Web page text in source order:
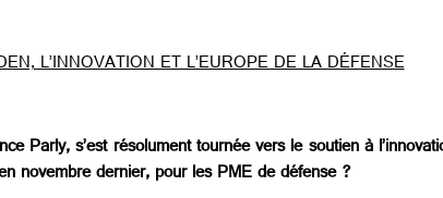
L’INNOVATION ET L’EUROPE DE LA DÉFENSE
Parly, s’est résolument tournée vers le soutien à
novembre dernier, pour les PME de défense ?